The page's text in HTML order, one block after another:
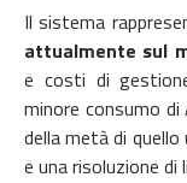
Il sistema
attualmente sul
e costi di
minore consumo
della metà di
e una risoluzione di